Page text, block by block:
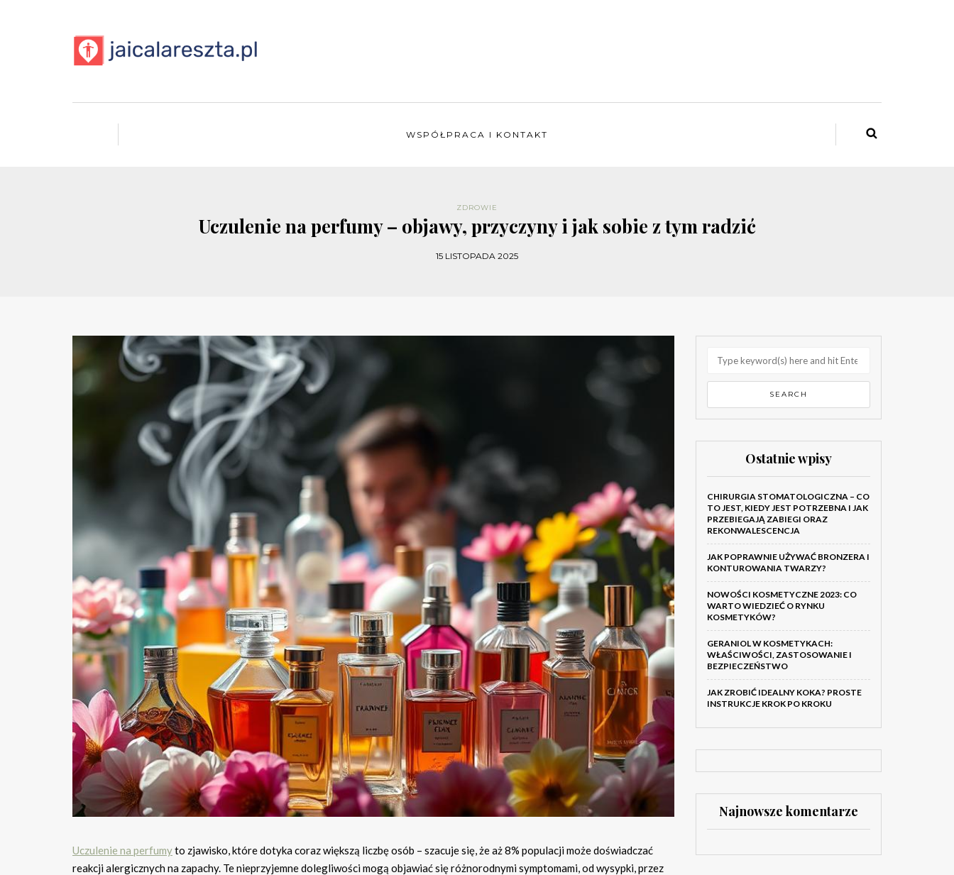
WSPÓŁPRACA I KONTAKT
ZDROWIE
Uczulenie na perfumy – objawy, przyczyny i jak sobie z tym radzić
15 LISTOPADA 2025
Uczulenie na perfumyto zjawisko, które dotyka coraz większą liczbę osób – szacuje się, że aż 8% populacji może doświadczać
reakcji alergicznych na zapachy. Te nieprzyjemne dolegliwości mogą objawiać się różnorodnymi symptomami, od wysypki, przez
Ostatnie wpisy
CHIRURGIA STOMATOLOGICZNA – CO
TO JEST, KIEDY JEST POTRZEBNA I JAK
PRZEBIEGAJĄ ZABIEGI ORAZ
REKONWALESCENCJA
JAK POPRAWNIE UŻYWAĆ BRONZERA I
KONTUROWANIA TWARZY?
NOWOŚCI KOSMETYCZNE 2023: CO
WARTO WIEDZIEĆ O RYNKU
KOSMETYKÓW?
GERANIOL W KOSMETYKACH:
WŁAŚCIWOŚCI, ZASTOSOWANIE I
BEZPIECZEŃSTWO
JAK ZROBIĆ IDEALNY KOKA? PROSTE
INSTRUKCJE KROK PO KROKU
Najnowsze komentarze